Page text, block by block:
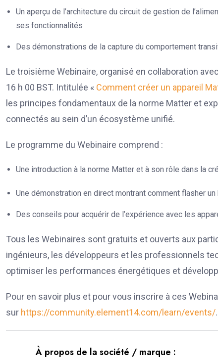
Un aperçu de l’architecture du circuit de gestion de
ses fonctionnalités
Des démonstrations de la capture du comportement
Le troisième Webinaire, organisé en collaboration
16 h 00 BST. Intitulée « Comment créer un appareil
les principes fondamentaux de la norme Matter et
connectés au sein d’un écosystème unifié.
Le programme du Webinaire comprend :
Une introduction à la norme Matter et à son rôle dans la
Une démonstration en direct montrant comment flasher
Des conseils pour acquérir de l’expérience avec les
Tous les Webinaires sont gratuits et ouverts aux
ingénieurs, les développeurs et les professionnels
optimiser les performances énergétiques et
Pour en savoir plus et pour vous inscrire à ces
sur https://community.element14.com/learn/events/.
À propos de la société / marque :